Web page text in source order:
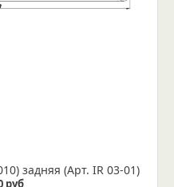
задняя (Арт. IR 03-01)
руб